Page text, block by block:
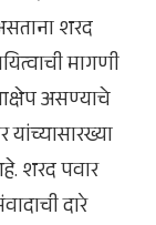
शरद
मागणी
असण्याचे
यांच्यासारख्या
शरद पवार
दारे